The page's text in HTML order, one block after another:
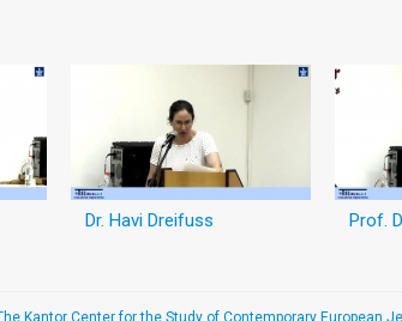
Dr. Havi Dreifuss Prof.